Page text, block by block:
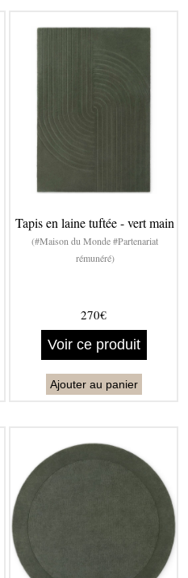
Tapis en laine tuftée - vert main
(#Maison du Monde #Partenariat
rémunéré)
270€
Voir ce produit
Ajouter au panier